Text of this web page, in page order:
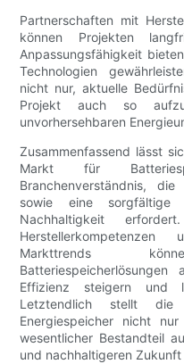
Partnerschaften mit
können Projekten
Anpassungsfähigkeit
Technologien
nicht nur, aktuelle
Projekt auch so
unvorhersehbaren
Zusammenfassend lässt
Markt für
Branchenverständnis,
sowie eine
Nachhaltigkeit
Markttrends
Effizienz steigern und
Letztendlich stellt
Energiespeicher nicht
wesentlicher Bestandteil
und nachhaltigeren Zukunft